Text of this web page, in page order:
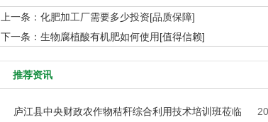
上一条： 化肥加工厂需要多少投资[品质保障]
下一条： 生物腐植酸有机肥如何使用[值得信赖]
推荐资讯
庐江县中央财政农作物秸秆综合利用技术培训班莅临